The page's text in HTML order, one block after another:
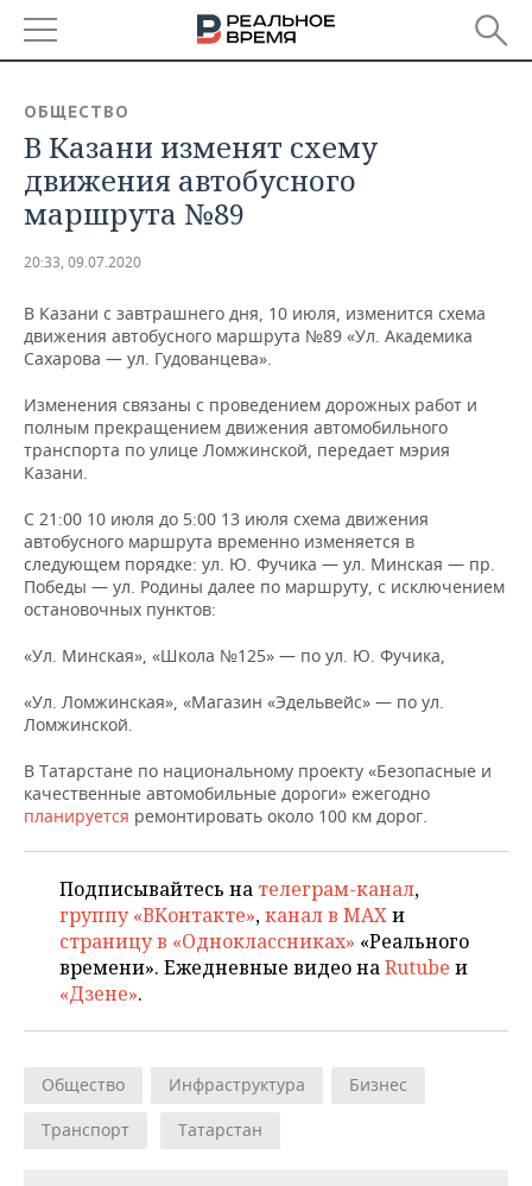
БАШКОРТОСТАН
ТАТАРСТАН
НОВОСТИ
АНАЛИТИКА
ДЕКЛАРАЦИИ О ДОХОДАХ
КОРОЛИ ГОСЗАКАЗА ПФО
ВУЗЫ ТАТАРСТАНА
КОМУ ПРИНАДЛЕЖАТ
ТОРГОВЫЕ ЦЕНТРЫ
НОВОСТИ ЭКОНОМИКИ
ФИНАНСЫ
БАНКИ
БЮДЖЕТ
ИНВЕСТИЦИИ
ПРОМЫШЛЕННОСТЬ
НОВОСТИ
ПРОМЫШЛЕННОСТИ
АГРОПРОМ
МАШИНОСТРОЕНИЕ
НЕФТЕХИМИЯ
НЕФТЬ
ОПК
ЭНЕРГЕТИКА
НЕДВИЖИМОСТЬ
НОВОСТИ НЕДВИЖИМОСТИ
АВТО
НОВОСТИ АВТО
БИЗНЕС
НОВОСТИ БИЗНЕСА
РОЗНИЧНАЯ ТОРГОВЛЯ
ТЕХНОЛОГИИ
НОВОСТИ ТЕХНОЛОГИЙ
МЕРОПРИЯТИЯ
ONLINE-КОНФЕРЕНЦИИ
ОТКРЫТАЯ ЛЕКЦИЯ
ХОККЕЙ
БАСКЕТБОЛ
ВОЛЕЙБОЛ
КИБЕРСПОРТ
ХОККЕЙ С МЯЧОМ
ВЛАСТЬ
ИНФРАСТРУКТУРА
ИСТОРИЯ
КУЛЬТУРА
ПРОИСШЕСТВИЯ
СЮЖЕТЫ
СПРАВОЧНИК
СПИСОК ПЕРСОН
СПИСОК КОМПАНИЙ
ПОЛНАЯ ВЕРСИЯ
ОБЩЕСТВО
В Казани изменят схему
движения автобусного
маршрута №89
20:33, 09.07.2020
В Казани с завтрашнего дня, 10 июля, изменится схема
движения автобусного маршрута №89 «Ул. Академика
Сахарова — ул. Гудованцева».
Изменения связаны с проведением дорожных работ и
полным прекращением движения автомобильного
транспорта по улице Ломжинской, передает мэрия
Казани.
С 21:00 10 июля до 5:00 13 июля схема движения
автобусного маршрута временно изменяется в
следующем порядке: ул. Ю. Фучика — ул. Минская — пр.
Победы — ул. Родины далее по маршруту, с исключением
остановочных пунктов:
«Ул. Минская», «Школа №125» — по ул. Ю. Фучика,
«Ул. Ломжинская», «Магазин «Эдельвейс» — по ул.
Ломжинской.
В Татарстане по национальному проекту «Безопасные и
качественные автомобильные дороги» ежегодно
планируется ремонтировать около 100 км дорог.
Подписывайтесь на телеграм-канал,
группу «ВКонтакте»,канал в MAXи
страницу в «Одноклассниках» «Реального
времени». Ежедневные видео наRutube и
«Дзене».
Общество Инфраструктура
Бизнес
Транспорт
Татарстан